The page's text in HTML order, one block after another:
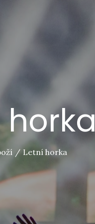
horka
Letní horka